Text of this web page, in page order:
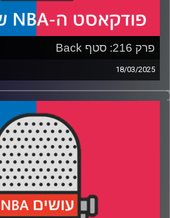
פרק 216: סטף Back
18/03/2025
פודקאסט האן.בי.איי עם ערן סורוקה,
דוידוביץ' ועידן לוצקי, בשיתוף קול
רבע 1: תגובה לסאגת לברון ג׳יימס, האם
הפכה לקונטדרית, למה מינסוטה
חסר ליוסטון רוקטס?
רבע 2: מאבקי הפלייאין במערב, דני
רבע 3: מה אורלנדו מג׳יק איבדה